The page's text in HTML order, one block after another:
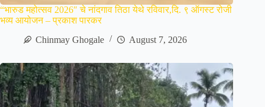
“भारुड महोत्सव 2026″ चे नांदगाव तिठा येथे रविवार,दि. ९ ऑगस्ट रोजी
भव्य आयोजन – प्रकाश पारकर
Chinmay Ghogale
August 7, 2026